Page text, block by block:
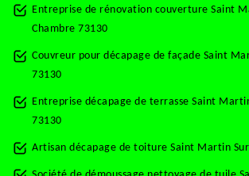
Entreprise de rénovation couverture Saint
Chambre 73130
Couvreur pour décapage de façade Saint
73130
Entreprise décapage de terrasse Saint
73130
Artisan décapage de toiture Saint Martin